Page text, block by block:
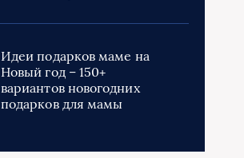
Идеи подарков маме на
Новый год – 150+
вариантов новогодних
подарков для мамы